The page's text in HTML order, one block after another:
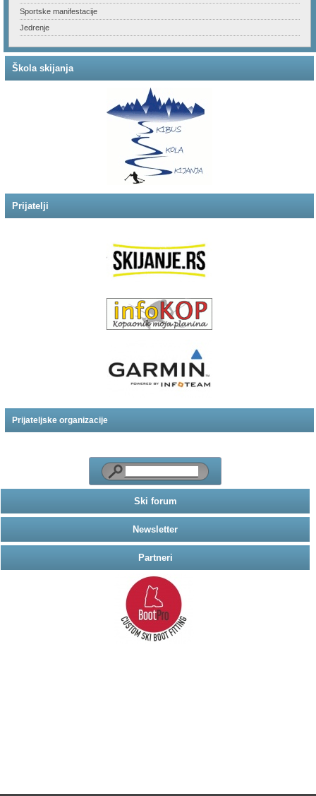
Sportske manifestacije
Jedrenje
Škola skijanja
Prijatelji
Prijateljske organizacije
Ski forum
Newsletter
Partneri